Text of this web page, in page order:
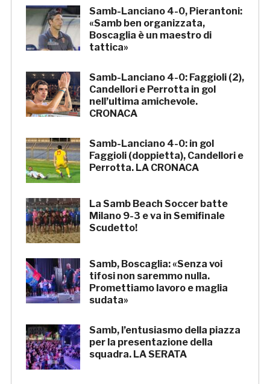
Samb-Lanciano 4-0, Pierantoni:
«Samb ben organizzata,
Boscaglia è un maestro di
tattica»
Samb-Lanciano 4-0: Faggioli (2),
Candellori e Perrotta in gol
nell’ultima amichevole.
CRONACA
Samb-Lanciano 4-0: in gol
Faggioli (doppietta), Candellori e
Perrotta. LA CRONACA
La Samb Beach Soccer batte
Milano 9-3 e va in Semifinale
Scudetto!
Samb, Boscaglia: «Senza voi
tifosi non saremmo nulla.
Promettiamo lavoro e maglia
sudata»
Samb, l’entusiasmo della piazza
per la presentazione della
squadra. LA SERATA